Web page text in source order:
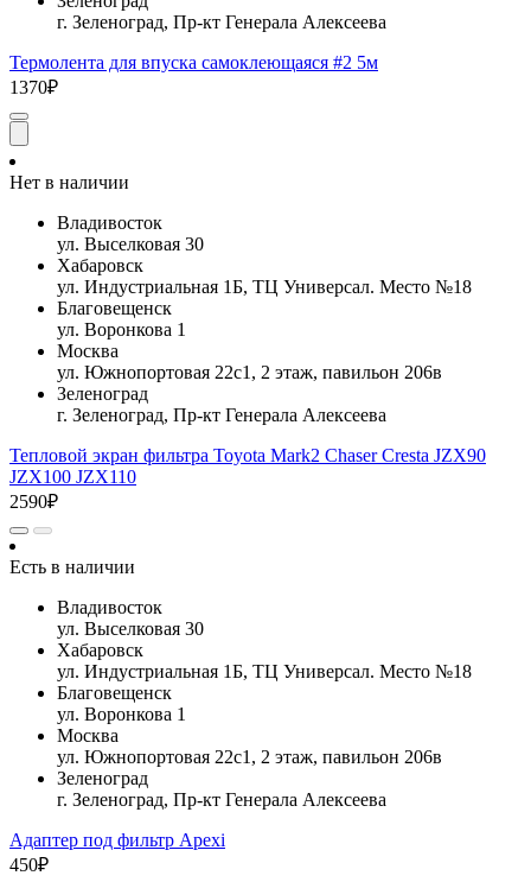
г. Зеленоград, Пр-кт Генерала Алексеева
Термолента для впуска самоклеющаяся #2 5м
1370₽
Нет в наличии
Владивосток
ул. Выселковая 30
Хабаровск
ул. Индустриальная 1Б, ТЦ Универсал. Место №18
Благовещенск
ул. Воронкова 1
Москва
ул. Южнопортовая 22с1, 2 этаж, павильон 206в
Зеленоград
г. Зеленоград, Пр-кт Генерала Алексеева
Тепловой экран фильтра Toyota Mark2 Chaser Cresta JZX90
JZX100 JZX110
2590₽
Есть в наличии
Владивосток
ул. Выселковая 30
Хабаровск
ул. Индустриальная 1Б, ТЦ Универсал. Место №18
Благовещенск
ул. Воронкова 1
Москва
ул. Южнопортовая 22с1, 2 этаж, павильон 206в
Зеленоград
г. Зеленоград, Пр-кт Генерала Алексеева
Адаптер под фильтр Apexi
450₽